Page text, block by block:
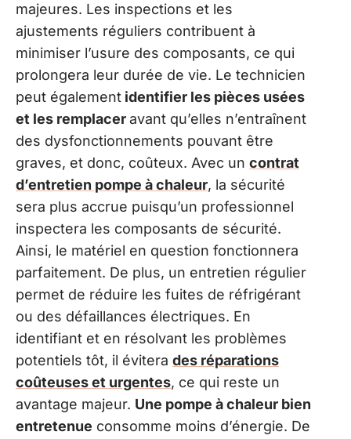
majeures. Les inspections et les
ajustements réguliers contribuent à
minimiser l’usure des composants, ce qui
prolongera leur durée de vie. Le technicien
peut également identifier les pièces usées
et les remplaceravant qu’elles n’entraînent
des dysfonctionnements pouvant être
graves, et donc, coûteux. Avec un contrat
d’entretien pompe à chaleur, la sécurité
sera plus accrue puisqu’un professionnel
inspectera les composants de sécurité.
Ainsi, le matériel en question fonctionnera
parfaitement. De plus, un entretien régulier
permet de réduire les fuites de réfrigérant
ou des défaillances électriques. En
identifiant et en résolvant les problèmes
potentiels tôt, il évitera des réparations
coûteuses et urgentes, ce qui reste un
avantage majeur. Une pompe à chaleur bien
entretenue consomme moins d’énergie. De